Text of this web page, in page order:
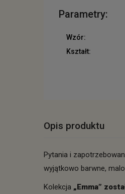
Parametry:
Wzór:
Kształt:
Opis produktu
Pytania i
wyjątkowo barwne,
Kolekcja „Emma”